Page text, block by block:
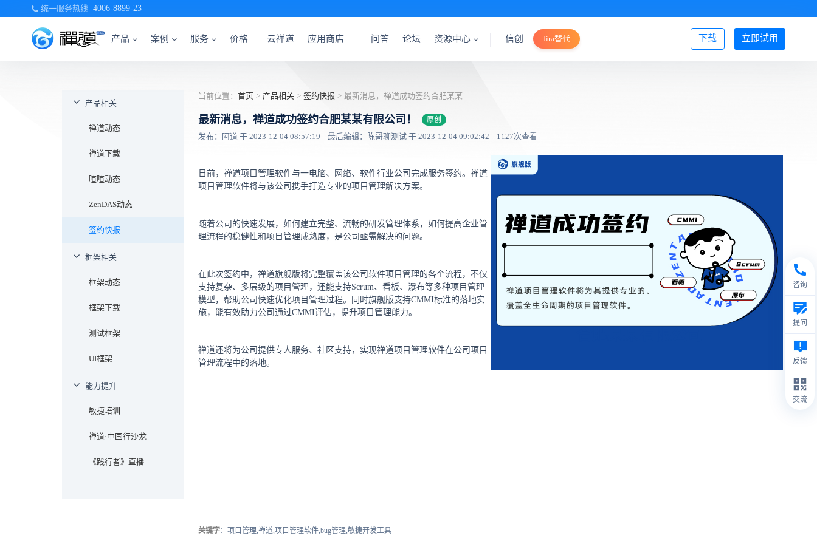
统一服务热线 4006-8899-23
产品 案例 服务 价格 立即试用
下载
云禅道 应用商店 问答 论坛 资源中心 信创 Jira替代 登录/注册
产品相关
禅道动态
禅道下载
喧喧动态
ZenDAS动态
签约快报
框架相关
框架动态
框架下载
测试框架
UI框架
能力提升
敏捷培训
禅道·中国行沙龙
《践行者》直播
当前位置： 首页 > 产品相关 > 签约快报 > 最新消息，禅道成功签约合肥某某有限公司！
最新消息，禅道成功签约合肥某某有限公司！ 原创
发布：阿道 于 2023-12-04 08:57:19 最后编辑：陈哥聊测试 于 2023-12-04 09:02:42 1127次查看
日前，禅道项目管理软件与一电脑、网络、软件行业公司完成服务签约。禅道
项目管理软件将与该公司携手打造专业的项目管理解决方案。
随着公司的快速发展，如何建立完整、流畅的研发管理体系，如何提高企业管
理流程的稳健性和项目管理成熟度，是公司亟需解决的问题。
在此次签约中，禅道旗舰版将完整覆盖该公司软件项目管理的各个流程，不仅
支持复杂、多层级的项目管理，还能支持Scrum、看板、瀑布等多种项目管理
模型，帮助公司快速优化项目管理过程。同时旗舰版支持CMMI标准的落地实
施，能有效助力公司通过CMMI评估，提升项目管理能力。
禅道还将为公司提供专人服务、社区支持，实现禅道项目管理软件在公司项目
管理流程中的落地。
关键字：项目管理,禅道,项目管理软件,bug管理,敏捷开发工具
咨询
提问
反馈
交流